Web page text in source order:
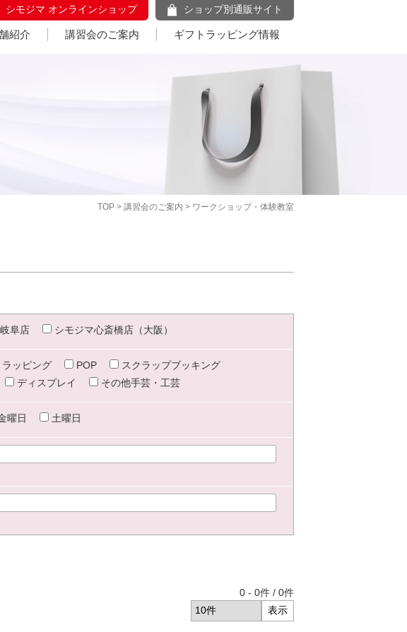
シモジマ オンラインショップ ショップ別通販サイト
紹介 講習会のご案内 ギフトラッピング情報
TOP > 講習会のご案内 > ワークショップ・体験教室
阜店 シモジマ心斎橋店（大阪）
ラッピング POP
スクラップブッキング
ディスプレイ その他手芸・工芸
曜日 土曜日
0 - 0件 / 0件